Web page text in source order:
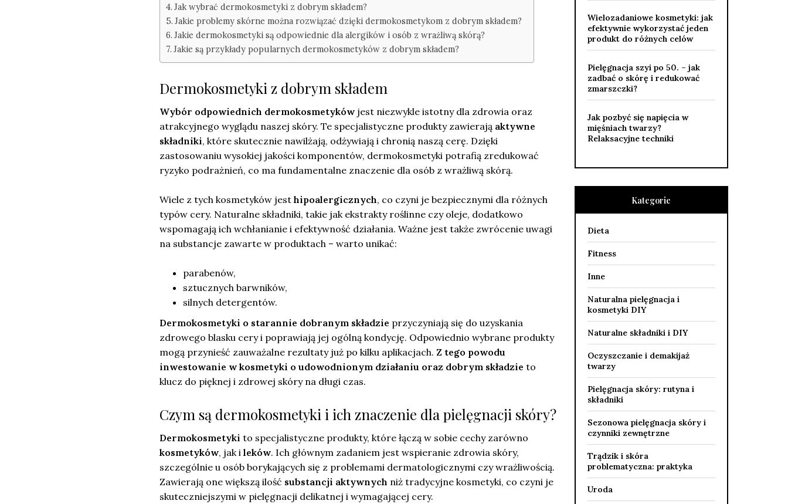
Jak wybrać dermokosmetyki z dobrym składem?
Jakie problemy skórne można rozwiązać dzięki dermokosmetykom z dobrym składem?
Jakie dermokosmetyki są odpowiednie dla alergików i osób z wrażliwą skórą?
Jakie są przykłady popularnych dermokosmetyków z dobrym składem?
Dermokosmetyki z dobrym składem
Wybór odpowiednich dermokosmetyków jest niezwykle istotny dla zdrowia oraz
atrakcyjnego wyglądu naszej skóry. Te specjalistyczne produkty zawierają aktywne
składniki, które skutecznie nawilżają, odżywiają i chronią naszą cerę. Dzięki
zastosowaniu wysokiej jakości komponentów, dermokosmetyki potrafią zredukować
ryzyko podrażnień, co ma fundamentalne znaczenie dla osób z wrażliwą skórą.
Wiele z tych kosmetyków jest hipoalergicznych, co czyni je bezpiecznymi dla różnych
typów cery. Naturalne składniki, takie jak ekstrakty roślinne czy oleje, dodatkowo
wspomagają ich wchłanianie i efektywność działania. Ważne jest także zwrócenie uwagi
na substancje zawarte w produktach – warto unikać:
parabenów,
sztucznych barwników,
silnych detergentów.
Dermokosmetyki o starannie dobranym składzie przyczyniają się do uzyskania
zdrowego blasku cery i poprawiają jej ogólną kondycję. Odpowiednio wybrane produkty
mogą przynieść zauważalne rezultaty już po kilku aplikacjach. Z tego powodu
inwestowanie w kosmetyki o udowodnionym działaniu oraz dobrym składzie to
klucz do pięknej i zdrowej skóry na długi czas.
Czym są dermokosmetyki i ich znaczenie dla pielęgnacji skóry?
Dermokosmetyki to specjalistyczne produkty, które łączą w sobie cechy zarówno
kosmetyków, jak i leków. Ich głównym zadaniem jest wspieranie zdrowia skóry,
szczególnie u osób borykających się z problemami dermatologicznymi czy wrażliwością.
Zawierają one większą ilość substancji aktywnych niż tradycyjne kosmetyki, co czyni je
skuteczniejszymi w pielęgnacji delikatnej i wymagającej cery.
Wielozadaniowe kosmetyki: jak
efektywnie wykorzystać jeden
produkt do różnych celów
Pielęgnacja szyi po 50. – jak
zadbać o skórę i redukować
zmarszczki?
Jak pozbyć się napięcia w
mięśniach twarzy?
Relaksacyjne techniki
Kategorie
Dieta
Fitness
Inne
Naturalna pielęgnacja i
kosmetyki DIY
Naturalne składniki i DIY
Oczyszczanie i demakijaż
twarzy
Pielęgnacja skóry: rutyna i
składniki
Sezonowa pielęgnacja skóry i
czynniki zewnętrzne
Trądzik i skóra
problematyczna: praktyka
Uroda